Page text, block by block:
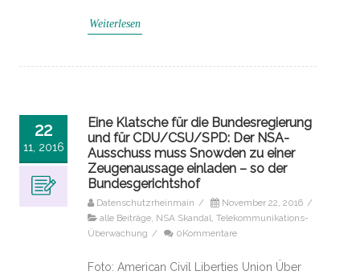
Weiterlesen
22
11, 2016
Eine Klatsche für die Bundesregierung
und für CDU/CSU/SPD: Der NSA-
Ausschuss muss Snowden zu einer
Zeugenaussage einladen – so der
Bundesgerichtshof
Datenschutzrheinmain / November 22, 2016 /
alle Beiträge NSA Skandal Telekommunikations-
Überwachung / 0Kommentare
Foto: American Civil Liberties Union Über